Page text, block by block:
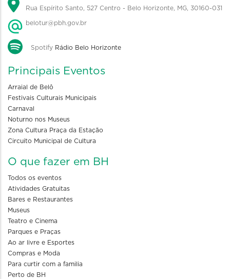
Rua Espírito Santo, 527 Centro - Belo Horizonte, MG, 30160-031
belotur@pbh.gov.br
Spotify Rádio Belo Horizonte
Principais Eventos
Arraial de Belô
Festivais Culturais Municipais
Carnaval
Noturno nos Museus
Zona Cultura Praça da Estação
Circuito Municipal de Cultura
O que fazer em BH
Todos os eventos
Atividades Gratuitas
Bares e Restaurantes
Museus
Teatro e Cinema
Parques e Praças
Ao ar livre e Esportes
Compras e Moda
Para curtir com a familia
Perto de BH